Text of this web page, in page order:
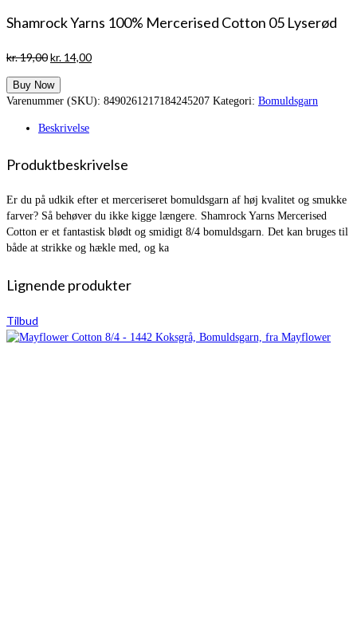
Shamrock Yarns 100% Mercerised Cotton 05 Lyserød
kr.19,00Den
pris
var:
kr. 14,00Den
er:
Buy Now
Varenummer (SKU): 8490261217184245207 Kategori: Bomuldsgarn
Beskrivelse
Produktbeskrivelse
Er du på udkik efter et merceriseret bomuldsgarn af høj kvalitet og smukke
farver? Så behøver du ikke kigge længere. Shamrock Yarns Mercerised
Cotton er et fantastisk blødt og smidigt 8/4 bomuldsgarn. Det kan bruges til
både at strikke og hækle med, og ka
Lignende produkter
Tilbud